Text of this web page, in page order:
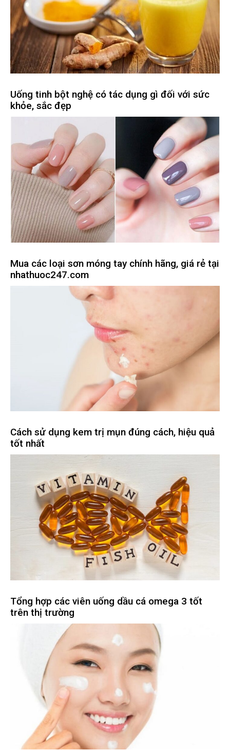
Uống tinh bột nghệ có tác dụng gì đối với sức
khỏe, sắc đẹp
Mua các loại sơn móng tay chính hãng, giá rẻ tại
nhathuoc247.com
Cách sử dụng kem trị mụn đúng cách, hiệu quả
tốt nhất
Tổng hợp các viên uống dầu cá omega 3 tốt
trên thị trường